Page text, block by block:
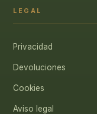
LEGAL
Privacidad
Devoluciones
Cookies
Aviso legal